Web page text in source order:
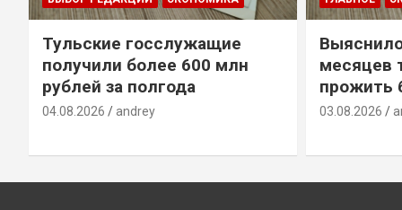
Тульские госслужащие
получили более 600 млн
рублей за полгода
04.08.2026 andrey
месяцев
прожить
03.08.2026